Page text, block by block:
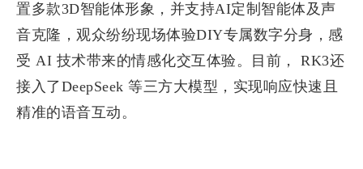
置多款3D智能体形象，并支持AI定制智能体及声
音克隆，观众纷纷现场体验DIY专属数字分身，感
受 AI 技术带来的情感化交互体验。目前， RK3还
接入了DeepSeek 等三方大模型，实现响应快速且
精准的语音互动。